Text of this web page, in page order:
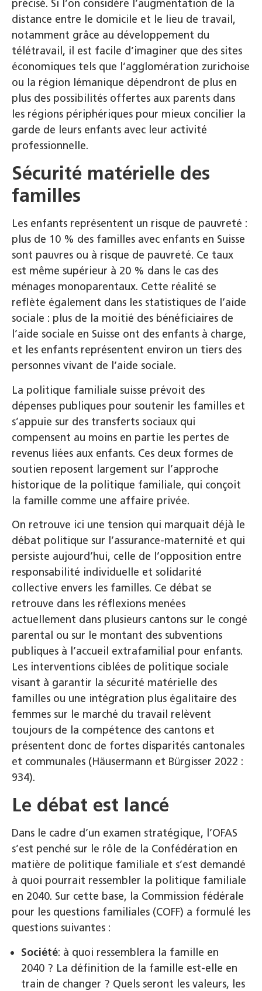
précisé. Si l’on considère l’augmentation de la
distance entre le domicile et le lieu de travail,
notamment grâce au développement du
télétravail, il est facile d’imaginer que des sites
économiques tels que l’agglomération zurichoise
ou la région lémanique dépendront de plus en
plus des possibilités offertes aux parents dans
les régions périphériques pour mieux concilier la
garde de leurs enfants avec leur activité
professionnelle.
Sécurité matérielle des
familles
Les enfants représentent un risque de pauvreté :
plus de 10 % des familles avec enfants en Suisse
sont pauvres ou à risque de pauvreté. Ce taux
est même supérieur à 20 % dans le cas des
ménages monoparentaux. Cette réalité se
reflète également dans les statistiques de l’aide
sociale : plus de la moitié des bénéficiaires de
l’aide sociale en Suisse ont des enfants à charge,
et les enfants représentent environ un tiers des
personnes vivant de l’aide sociale.
La politique familiale suisse prévoit des
dépenses publiques pour soutenir les familles et
s’appuie sur des transferts sociaux qui
compensent au moins en partie les pertes de
revenus liées aux enfants. Ces deux formes de
soutien reposent largement sur l’approche
historique de la politique familiale, qui conçoit
la famille comme une affaire privée.
On retrouve ici une tension qui marquait déjà le
débat politique sur l’assurance-maternité et qui
persiste aujourd’hui, celle de l’opposition entre
responsabilité individuelle et solidarité
collective envers les familles. Ce débat se
retrouve dans les réflexions menées
actuellement dans plusieurs cantons sur le congé
parental ou sur le montant des subventions
publiques à l’accueil extrafamilial pour enfants.
Les interventions ciblées de politique sociale
visant à garantir la sécurité matérielle des
familles ou une intégration plus égalitaire des
femmes sur le marché du travail relèvent
toujours de la compétence des cantons et
présentent donc de fortes disparités cantonales
et communales (Häusermann et Bürgisser 2022 :
934).
Le débat est lancé
Dans le cadre d’un examen stratégique, l’OFAS
s’est penché sur le rôle de la Confédération en
matière de politique familiale et s’est demandé
à quoi pourrait ressembler la politique familiale
en 2040. Sur cette base, la Commission fédérale
pour les questions familiales (COFF) a formulé les
questions suivantes :
Société: à quoi ressemblera la famille en
2040 ? La définition de la famille est-elle en
train de changer ? Quels seront les valeurs, les